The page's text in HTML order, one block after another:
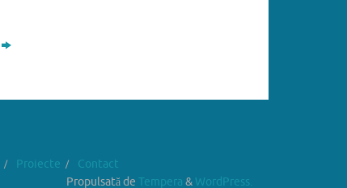
Proiecte
Contact
Propulsată de Tempera & WordPress.